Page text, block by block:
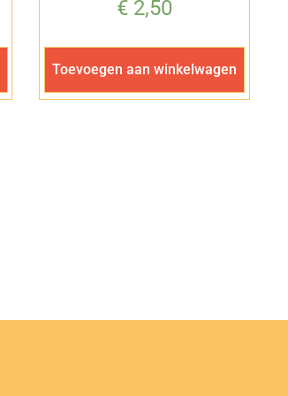
€ 2,50
Toevoegen aan winkelwagen